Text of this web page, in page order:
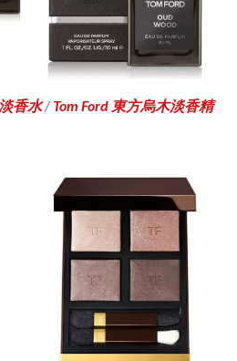
香水/Tom Ford 東方烏木淡香精